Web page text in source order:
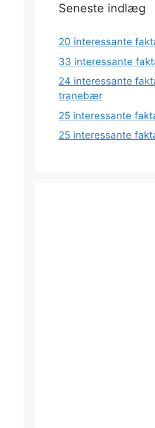
Seneste indlæg
20 interessante
33 interessante
24 interessante
tranebær
25 interessante
25 interessante